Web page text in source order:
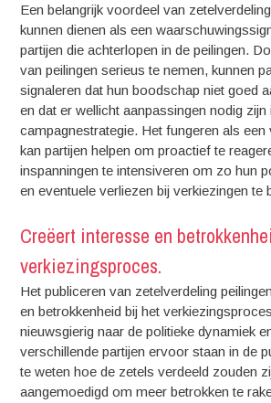
Een belangrijk voordeel van
kunnen dienen als een
partijen die achterlopen in de peilingen.
van peilingen serieus te nemen, kunnen
signaleren dat hun boodschap niet goed
en dat er wellicht aanpassingen nodig zijn
campagnestrategie. Het fungeren als een
kan partijen helpen om proactief te
inspanningen te intensiveren om zo hun
en eventuele verliezen bij verkiezingen te
Creëert interesse en
verkiezingsproces.
Het publiceren van zetelverdeling
en betrokkenheid bij het
nieuwsgierig naar de politieke dynamiek
verschillende partijen ervoor staan in de
te weten hoe de zetels verdeeld zouden
aangemoedigd om meer betrokken te